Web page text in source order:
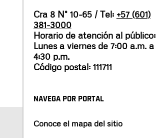
Cra 8 N° 10-65 / Tel: +57 (601)
381-3000
Horario de atención al público:
Lunes a viernes de 7:00 a.m. a
4:30 p.m.
Código postal: 111711
NAVEGA POR PORTAL
Conoce el mapa del sitio